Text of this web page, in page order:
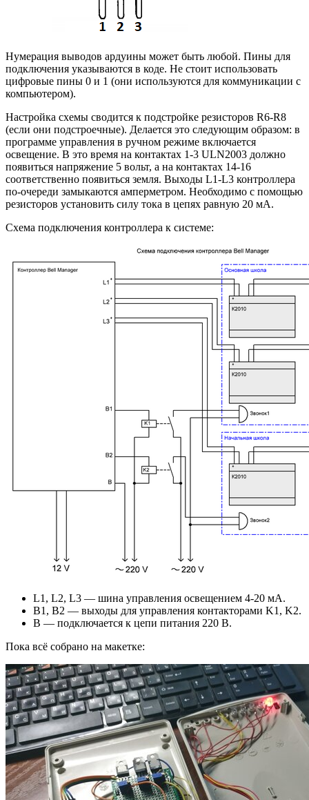
Нумерация выводов ардуины может быть любой. Пины для
подключения указываются в коде. Не стоит использовать
цифровые пины 0 и 1 (они используются для коммуникации с
компьютером).
Настройка схемы сводится к подстройке резисторов R6-R8
(если они подстроечные). Делается это следующим образом: в
программе управления в ручном режиме включается
освещение. В это время на контактах 1-3 ULN2003 должно
появиться напряжение 5 вольт, а на контактах 14-16
соответственно появиться земля. Выходы L1-L3 контроллера
по-очереди замыкаются амперметром. Необходимо с помощью
резисторов установить силу тока в цепях равную 20 мА.
Схема подключения контроллера к системе:
L1, L2, L3 — шина управления освещением 4-20 мА.
B1, B2 — выходы для управления контакторами K1, K2.
B — подключается к цепи питания 220 В.
Пока всё собрано на макетке: